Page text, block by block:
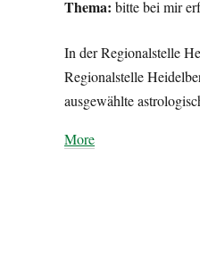
Thema: bitte bei mir
In der Regionalstelle
Regionalstelle
ausgewählte
More